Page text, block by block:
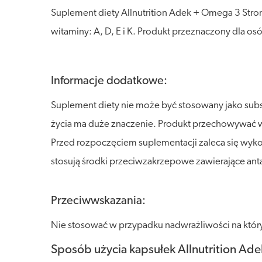
Suplement diety Allnutrition Adek + Omega 3
witaminy: A, D, E i K. Produkt przeznaczony dla
Informacje dodatkowe:
Suplement diety nie może być stosowany jako
życia ma duże znaczenie. Produkt
Przed rozpoczęciem suplementacji zaleca się
stosują środki przeciwzakrzepowe zawierające
Przeciwwskazania:
Nie stosować w przypadku nadwrażliwości na
Sposób użycia kapsułek Allnutrition